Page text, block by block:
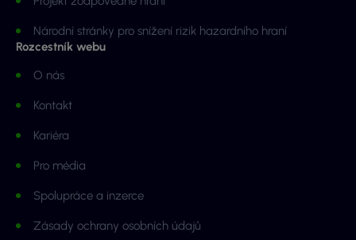
Národní stránky pro snížení rizik hazardního hraní
Rozcestník webu
O nás
Kontakt
Kariéra
Pro média
Spolupráce a inzerce
Zásady ochrany osobních údajů